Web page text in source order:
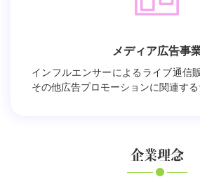
メディア広告事
インフルエンサーによるライブ通信
その他広告プロモーションに関連す
企業理念